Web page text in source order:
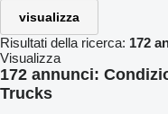
visualizza
Risultati della ricerca: 172
Visualizza
172 annunci:
Trucks